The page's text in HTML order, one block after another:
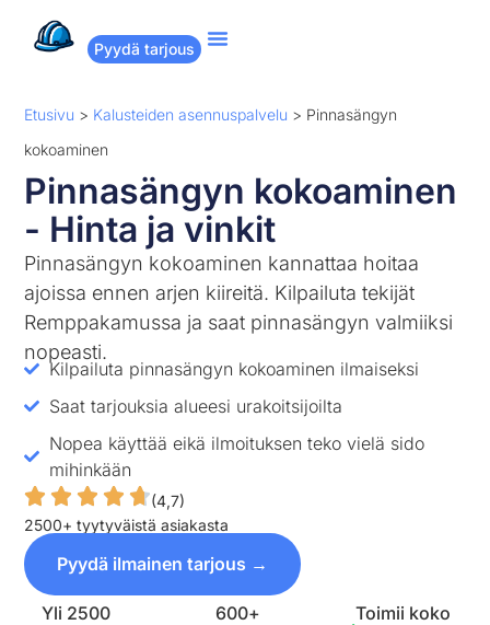
Pyydä tarjous
Etusivu > Kalusteiden asennuspalvelu > Pinnasängyn
kokoaminen
Pinnasängyn kokoaminen
- Hinta ja vinkit
Pinnasängyn kokoaminen kannattaa hoitaa
ajoissa ennen arjen kiireitä. Kilpailuta tekijät
Remppakamussa ja saat pinnasängyn valmiiksi
nopeasti.
Kilpailuta pinnasängyn kokoaminen ilmaiseksi
Saat tarjouksia alueesi urakoitsijoilta
Nopea käyttää eikä ilmoituksen teko vielä sido
mihinkään
(4,7)
2500+ tyytyväistä asiakasta
Pyydä ilmainen tarjous →
Yli 2500
600+
Toimii koko